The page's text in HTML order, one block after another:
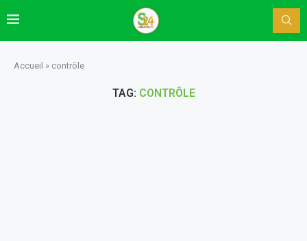
Accueil » contrôle
TAG: CONTRÔLE